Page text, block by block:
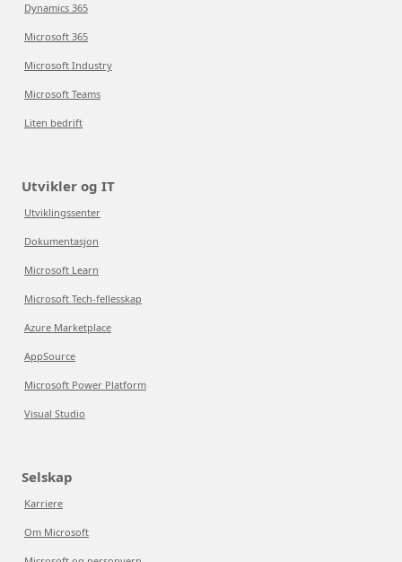
Dynamics 365
Microsoft 365
Microsoft Industry
Microsoft Teams
Liten bedrift
Utvikler og IT
Utviklingssenter
Dokumentasjon
Microsoft Learn
Microsoft Tech-fellesskap
Azure Marketplace
AppSource
Microsoft Power Platform
Visual Studio
Selskap
Karriere
Om Microsoft